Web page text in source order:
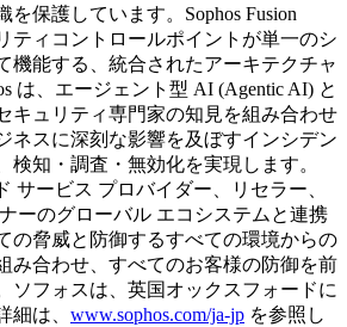
を保護しています。Sophos Fusion
ティコントロールポイントが単一のシ
機能する、統合されたアーキテクチャ
は、エージェント型 AI (Agentic AI) と
キュリティ専門家の知見を組み合わせ
ネスに深刻な影響を及ぼすインシデン
検知・調査・無効化を実現します。
サービス プロバイダー、リセラー、
ーのグローバル エコシステムと連携
の脅威と防御するすべての環境からの
み合わせ、すべてのお客様の防御を前
ソフォスは、英国オックスフォードに
細は、 www.sophos.com/ja-jp を参照し